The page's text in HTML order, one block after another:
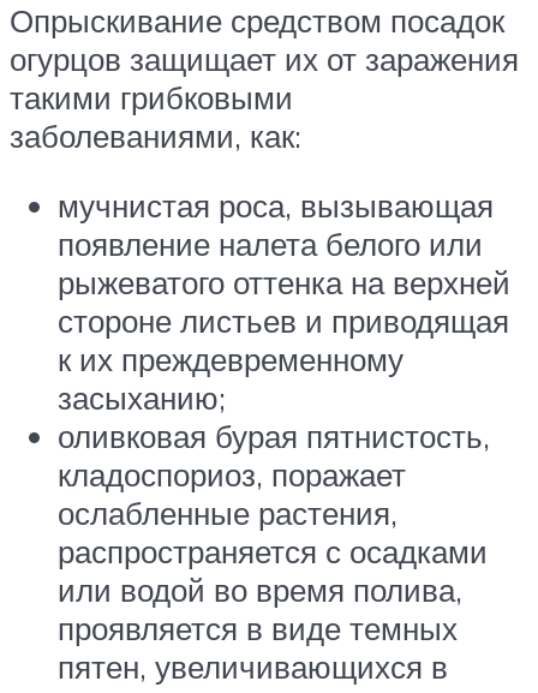
Опрыскивание средством посадок
огурцов защищает их от заражения
такими грибковыми
заболеваниями, как:
мучнистая роса, вызывающая
появление налета белого или
рыжеватого оттенка на верхней
стороне листьев и приводящая
к их преждевременному
засыханию;
оливковая бурая пятнистость,
кладоспориоз, поражает
ослабленные растения,
распространяется с осадками
или водой во время полива,
проявляется в виде темных
пятен, увеличивающихся в